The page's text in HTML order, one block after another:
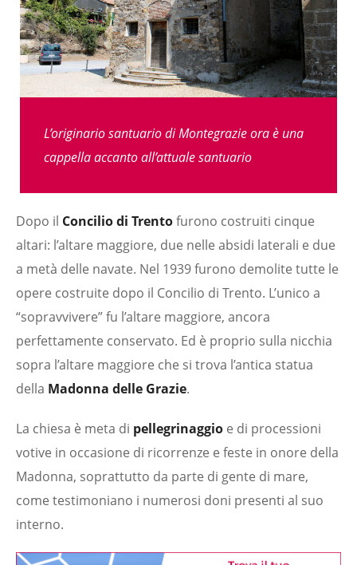
L’originario santuario di Montegrazie ora è una
cappella accanto all’attuale santuario
Dopo il Concilio di Trentofurono costruiti cinque
altari: l’altare maggiore, due nelle absidi laterali e due
a metà delle navate. Nel 1939 furono demolite tutte le
opere costruite dopo il Concilio di Trento. L’unico a
“sopravvivere” fu l’altare maggiore, ancora
perfettamente conservato. Ed è proprio sulla nicchia
sopra l’altare maggiore che si trova l’antica statua
della Madonna delle Grazie.
La chiesa è meta di pellegrinaggio e di processioni
votive in occasione di ricorrenze e feste in onore della
Madonna, soprattutto da parte di gente di mare,
come testimoniano i numerosi doni presenti al suo
interno.